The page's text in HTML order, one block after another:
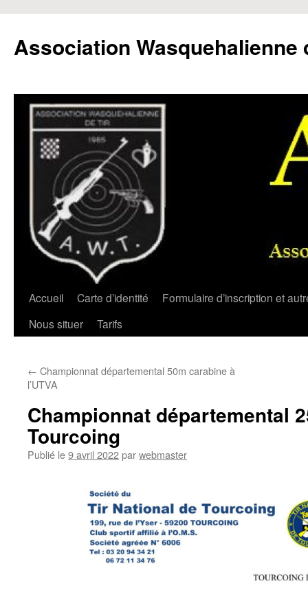
contenu
Association Wasquehalienne
Accueil Carte d’identité
Formulaire d’inscription et
Nous situer
Tarifs
← Championnat départemental 50m carabine à
l’UTVA
Championnat départemental
Tourcoing
Publié le9 avril 2022parwebmaster